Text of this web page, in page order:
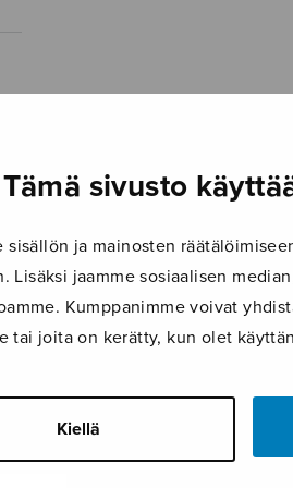
Tämä sivusto
sisällön ja mainosten
Lisäksi jaamme sosiaalisen
Kumppanimme voivat
tai joita on kerätty, kun olet
Kiellä